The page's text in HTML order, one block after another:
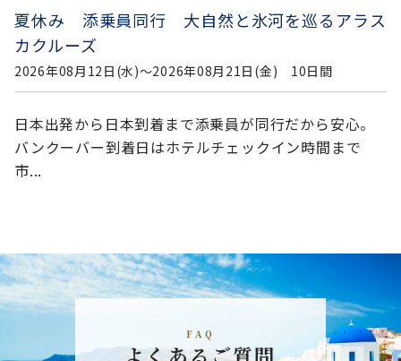
夏休み 添乗員同行 大自然と氷河を巡るアラス
カクルーズ
2026年08月12日(水)〜2026年08月21日(金) 10日間
日本出発から日本到着まで添乗員が同行だから安心。
バンクーバー到着日はホテルチェックイン時間まで
市...
FAQ
よくあるご質問